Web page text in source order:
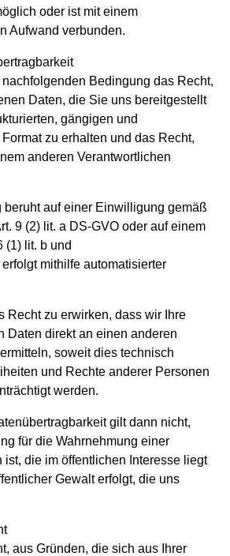
oder ist mit einem
Aufwand verbunden.
Bedingung das Recht,
Daten, die Sie uns bereitgestellt
gängigen und
zu erhalten und das Recht,
anderen Verantwortlichen
beruht auf einer Einwilligung gemäß
9 (2) lit. a DS-GVO oder auf einem
(1) lit. b und
mithilfe automatisierter
Recht zu erwirken, dass wir Ihre
Daten direkt an einen anderen
soweit dies technisch
und Rechte anderer Personen
werden.
gilt dann nicht,
für die Wahrnehmung einer
ist, die im öffentlichen Interesse liegt
Gewalt erfolgt, die uns
aus Gründen, die sich aus Ihrer